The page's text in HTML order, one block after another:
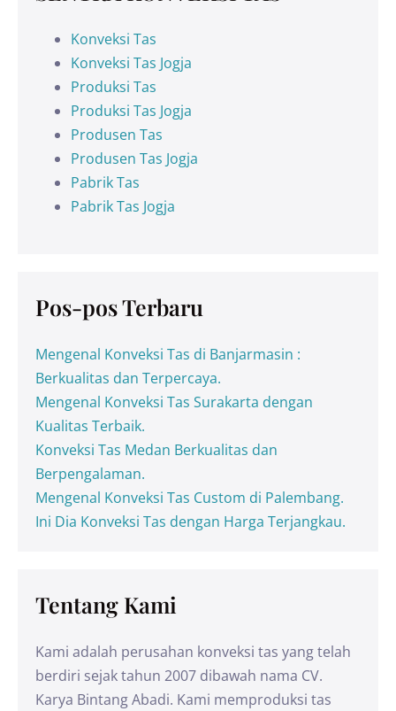
Konveksi Tas
Konveksi Tas Jogja
Produksi Tas
Produksi Tas Jogja
Produsen Tas
Produsen Tas Jogja
Pabrik Tas
Pabrik Tas Jogja
Pos-pos Terbaru
Mengenal Konveksi Tas di Banjarmasin :
Berkualitas dan Terpercaya.
Mengenal Konveksi Tas Surakarta dengan
Kualitas Terbaik.
Konveksi Tas Medan Berkualitas dan
Berpengalaman.
Mengenal Konveksi Tas Custom di Palembang.
Ini Dia Konveksi Tas dengan Harga Terjangkau.
Tentang Kami
Kami adalah perusahan konveksi tas yang telah
berdiri sejak tahun 2007 dibawah nama CV.
Karya Bintang Abadi. Kami memproduksi tas